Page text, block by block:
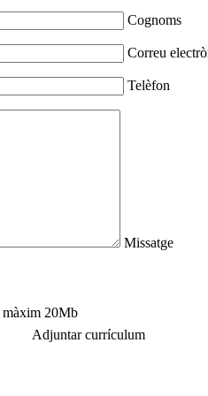
Cognoms
Correu
Telèfon
Missatge
màxim 20Mb
Adjuntar currículum